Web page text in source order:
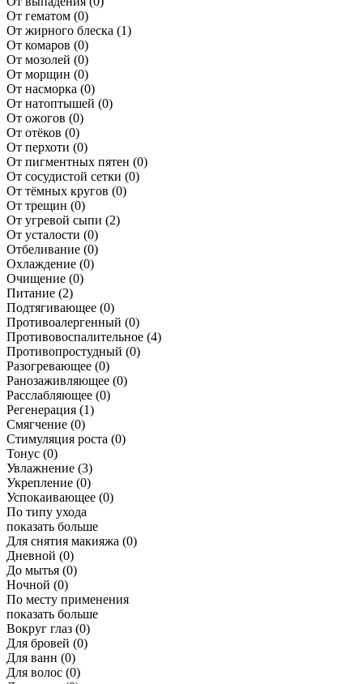
От гематом (0)
От жирного блеска (1)
От комаров (0)
От мозолей (0)
От морщин (0)
От насморка (0)
От натоптышей (0)
От ожогов (0)
От отёков (0)
От перхоти (0)
От пигментных пятен (0)
От сосудистой сетки (0)
От тёмных кругов (0)
От трещин (0)
От угревой сыпи (2)
От усталости (0)
Отбеливание (0)
Охлаждение (0)
Очищение (0)
Питание (2)
Подтягивающее (0)
Противоалергенный (0)
Противовоспалительное (4)
Противопростудный (0)
Разогревающее (0)
Ранозаживляющее (0)
Расслабляющее (0)
Регенерация (1)
Смягчение (0)
Стимуляция роста (0)
Тонус (0)
Увлажнение (3)
Укрепление (0)
Успокаивающее (0)
По типу ухода
показать больше
Для снятия макияжа (0)
Дневной (0)
До мытья (0)
Ночной (0)
По месту применения
показать больше
Вокруг глаз (0)
Для бровей (0)
Для ванн (0)
Для волос (0)